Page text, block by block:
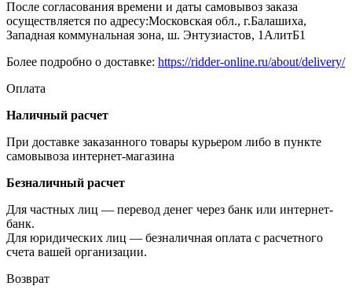
После согласования времени и даты самовывоз заказа
осуществляется по адресу:Московская обл., г.Балашиха,
Западная коммунальная зона, ш. Энтузиастов, 1АлитБ1
Более подробно о доставке: https://ridder-online.ru/about/delivery/
Оплата
Наличный расчет
При доставке заказанного товары курьером либо в пункте
самовывоза интернет-магазина
Безналичный расчет
Для частных лиц — перевод денег через банк или интернет-
банк.
Для юридических лиц — безналичная оплата с расчетного
счета вашей организации.
Возврат